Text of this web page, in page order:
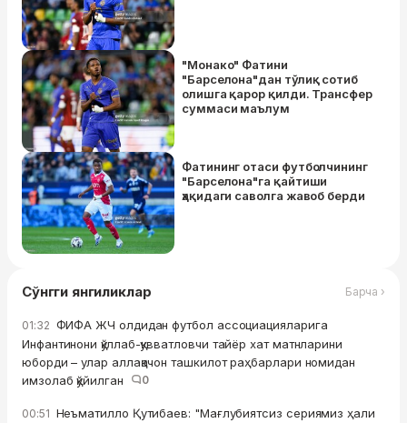
"Монако" Фатини
"Барселона"дан тўлиқ сотиб
олишга қарор қилди. Трансфер
суммаси маълум
Фатининг отаси футболчининг
"Барселона"га қайтиши
ҳақидаги саволга жавоб берди
Сўнгги янгиликлар Барча ›
01:32 ФИФА ЖЧ олдидан футбол ассоциацияларига
Инфантинони қўллаб-қувватловчи тайёр хат матнларини
юборди – улар аллақачон ташкилот раҳбарлари номидан
имзолаб қўйилган
0
00:51 Неъматилло Қутибаев: "Мағлубиятсиз сериямиз ҳали